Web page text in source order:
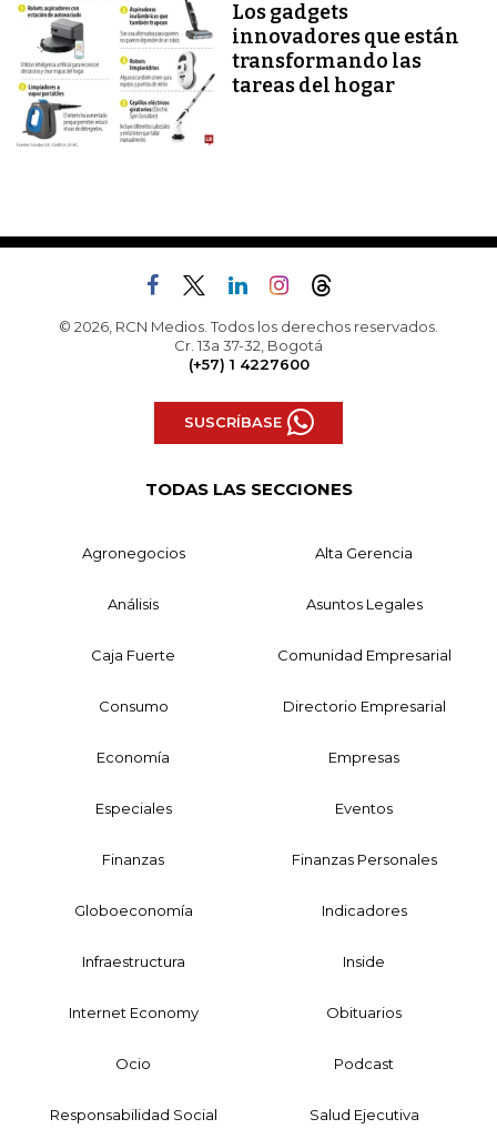
Los gadgets
innovadores que están
transformando las
tareas del hogar
© 2026, RCN Medios. Todos los derechos reservados.
Cr. 13a 37-32, Bogotá
(+57) 1 4227600
SUSCRÍBASE
TODAS LAS SECCIONES
Agronegocios Alta Gerencia
Análisis Asuntos Legales
Caja Fuerte Comunidad Empresarial
Consumo Directorio Empresarial
Economía Empresas
Especiales Eventos
Finanzas Finanzas Personales
Globoeconomía Indicadores
Infraestructura Inside
Internet Economy Obituarios
Ocio Podcast
Responsabilidad Social Salud Ejecutiva